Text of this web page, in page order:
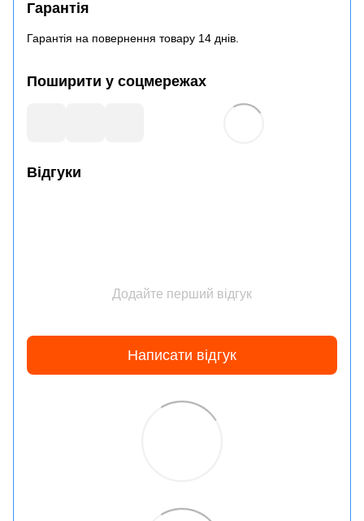
Гарантія
Гарантія на повернення товару 14 днів.
Поширити у соцмережах
Відгуки
Додайте перший відгук
Написати відгук